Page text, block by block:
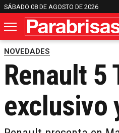
SÁBADO 08 DE AGOSTO DE 2026
NOVEDADES
Renault 5
exclusivo